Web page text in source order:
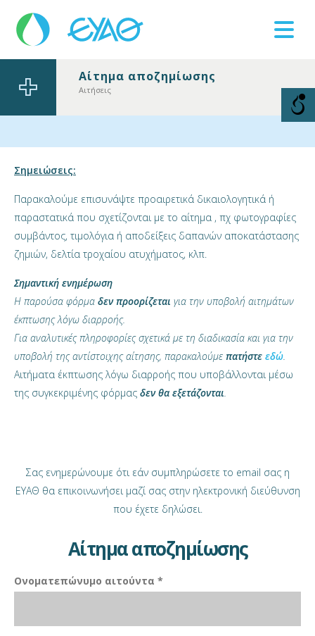
Αίτημα αποζημίωσης
Αιτήσεις
Σημειώσεις:
Παρακαλούμε επισυνάψτε προαιρετικά δικαιολογητικά ή
παραστατικά που σχετίζονται με το αίτημα , πχ φωτογραφίες
συμβάντος, τιμολόγια ή αποδείξεις δαπανών αποκατάστασης
ζημιών, δελτία τροχαίου ατυχήματος, κλπ.
Σημαντική ενημέρωση
Η παρούσα φόρμα δεν προορίζεται για την υποβολή αιτημάτων
έκπτωσης λόγω διαρροής.
Για αναλυτικές πληροφορίες σχετικά με τη διαδικασία και για την
υποβολή της αντίστοιχης αίτησης, παρακαλούμε πατήστε εδώ
Αιτήματα έκπτωσης λόγω διαρροής που υποβάλλονται μέσω
της συγκεκριμένης φόρμας δεν θα εξετάζονται
Σας ενημερώνουμε ότι εάν συμπληρώσετε το email σας η
ΕΥΑΘ θα επικοινωνήσει μαζί σας στην ηλεκτρονική διεύθυνση
που έχετε δηλώσει.
Αίτημα αποζημίωσης
Ονοματεπώνυμο αιτούντα *